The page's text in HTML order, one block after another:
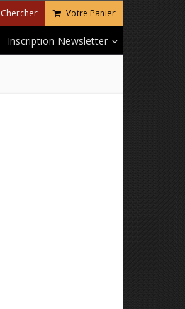
Chercher Votre Panier
Inscription Newsletter